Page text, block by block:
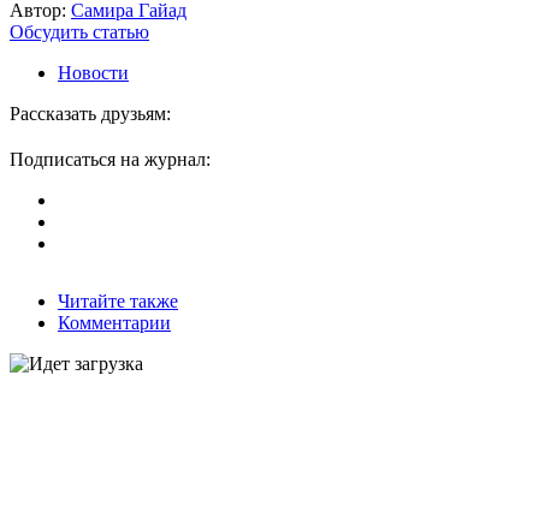
Автор: Самира Гайад
Обсудить статью
Новости
Рассказать друзьям:
Подписаться на журнал:
Читайте также
Комментарии